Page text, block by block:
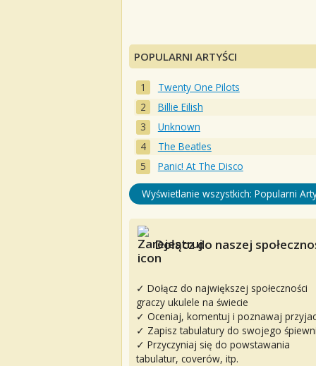
POPULARNI ARTYŚCI
Twenty One Pilots
Billie Eilish
Unknown
The Beatles
Panic! At The Disco
Wyświetlanie wszystkich: Popularni
Dołącz do naszej
✓ Dołącz do największej społeczności
graczy ukulele na świecie
✓ Oceniaj, komentuj i poznawaj
✓ Zapisz tabulatury do swojego
✓ Przyczyniaj się do powstawania
tabulatur, coverów, itp.